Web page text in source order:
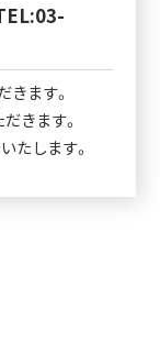
ます。
きます。
たします。